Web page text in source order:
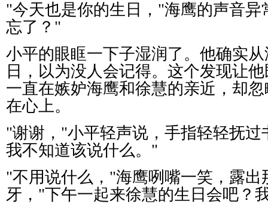
"今天也是你的生日， "海鹰的声音异
忘了？ "
小平的眼眶一下子湿润了。他确实
日，以为没人会记得。这个发现让
一直在嫉妒海鹰和徐慧的亲近，却
在心上。
"谢谢， "小平轻声说，手指轻轻抚过
我不知道该说什么。 "
"不用说什么， "海鹰咧嘴一笑，露出
牙， "下午一起来徐慧的生日会吧？